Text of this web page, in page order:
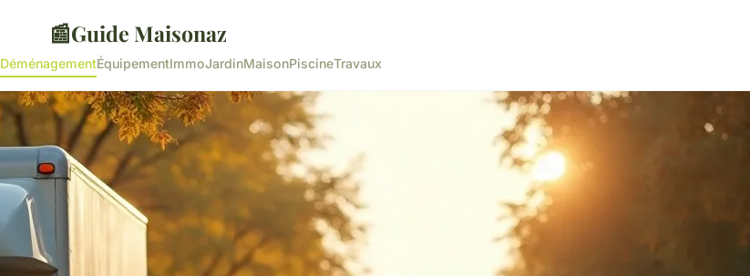
📰Guide Maisonaz
DéménagementÉquipementImmoJardinMaisonPiscineTravaux